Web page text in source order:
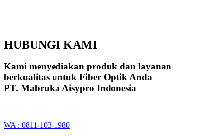
HUBUNGI KAMI
Kami menyediakan produk dan layanan
berkualitas untuk Fiber Optik Anda
PT. Mabruka Aisypro Indonesia
WA : 0811-103-1980